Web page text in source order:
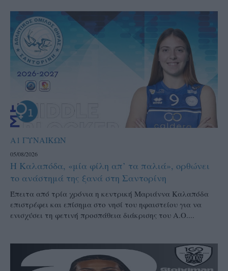
Α1 ΓΥΝΑΙΚΩΝ
05/08/2026
Η Καλαπόδα, «μία φίλη απ’ τα παλιά», ορθώνει
το ανάστημά της ξανά στη Σαντορίνη
Έπειτα από τρία χρόνια η κεντρική Μαριάννα Καλαπόδα
επιστρέφει και επίσημα στο νησί του ηφαιστείου για να
ενισχύσει τη φετινή προσπάθεια διάκρισης του Α.Ο....